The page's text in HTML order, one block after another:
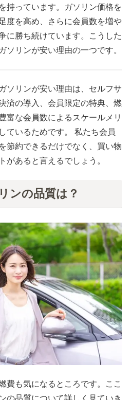
持っています。ガソリン価格を
度を高め、さらに会員数を増や
に勝ち続けています。こうした
ソリンが安い理由の一つです。
ソリンが安い理由は、セルフサ
済の導入、会員限定の特典、燃
富な会員数によるスケールメリ
ているためです。 私たち会員
節約できるだけでなく、買い物
があると言えるでしょう。
ンの品質は？
費も気になるところです。ここ